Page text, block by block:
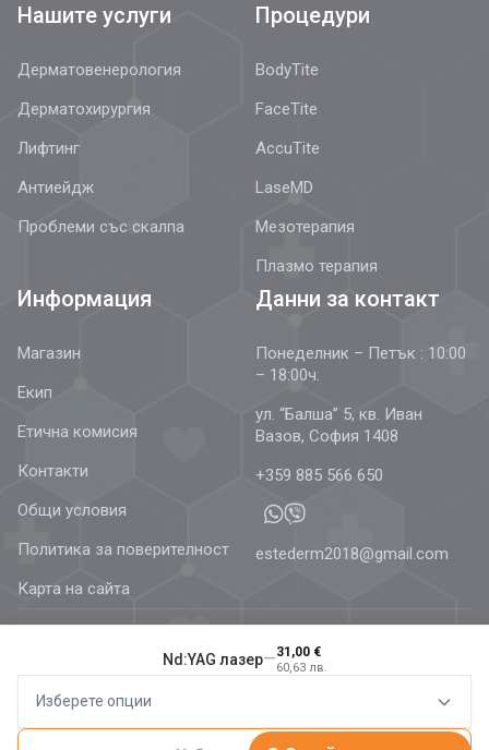
Nd:YAG лазер—31,00 €
60,63 лв.
Изберете опции
Нашите услуги
Дерматовенерология
Дерматохирургия
Лифтинг
Антиейдж
Проблеми със скалпа
Процедури
BodyTite
FaceTite
AccuTite
LaseMD
Мезотерапия
Плазмо терапия
Информация
Магазин
Екип
Етична комисия
Контакти
Общи условия
Политика за поверителност
Карта на сайта
Данни за контакт
Понеделник – Петък : 10:00
– 18:00ч.
ул. “Балша” 5, кв. Иван
Вазов, София 1408
+359 885 566 650
estederm2018@gmail.com
© 2026 Estetics & Dermatology –
| Всички
права запазени.